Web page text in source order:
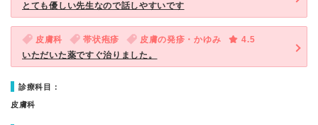
とても優しい先生なので話しやすいです
皮膚科 帯状疱疹 皮膚の発疹・かゆみ
4.5
いただいた薬ですぐ治りました。
診療科目：
皮膚科